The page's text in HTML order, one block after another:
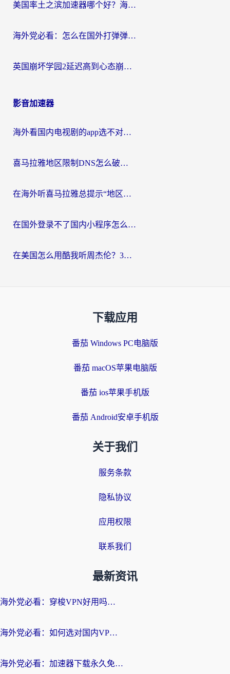
美国率土之滨加速器哪个好？海外党国服游戏畅玩终极指南（附多游戏解决方案）
海外党必看：怎么在国外打弹弹堂不卡？番茄加速器亲测指南
英国崩坏学园2延迟高到心态崩？海外党国服游戏加速终极指南
影音加速器
海外看国内电视剧的app选不对？这份回国加速器避坑指南帮你流畅追剧
喜马拉雅地区限制DNS怎么破？海外党听国内音乐听书的终极解决方案
在海外听喜马拉雅总提示“地区限制”？3步轻松解除+听国内音乐全攻略
在国外登录不了国内小程序怎么办？选对回国加速器，轻松解锁国内资源
在美国怎么用酷我听周杰伦？3步搞定海外听歌难题
下载应用
番茄 Windows PC电脑版
番茄 macOS苹果电脑版
番茄 ios苹果手机版
番茄 Android安卓手机版
关于我们
服务条款
隐私协议
应用权限
联系我们
最新资讯
海外党必看：穿梭VPN好用吗？和云帆VPN对比哪个回国效果更好？附真实测评+避坑指南
海外党必看：如何选对国内VPN，实现无缝访问国内资源？
海外党必看：加速器下载永久免费版真的存在吗？教你无缝访问国内资源的正确姿势